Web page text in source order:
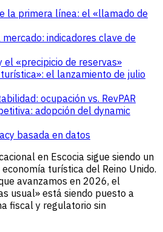
la primera línea: el «llamado de
indicadores clave de
el «precipicio de reservas»
el lanzamiento de julio
ocupación vs. RevPAR
adopción del dynamic
basada en datos
en Escocia sigue siendo un
turística del Reino Unido.
avanzamos en 2026, el
usual» está siendo puesto a
fiscal y regulatorio sin